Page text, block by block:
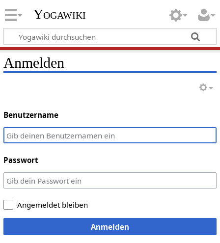
Yogawiki
Anmelden
Benutzername
Passwort
Angemeldet bleiben
Anmelden